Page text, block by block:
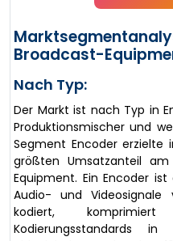
Broadcast-
Nach Typ:
Der Markt ist nach Typ in
Produktionsmischer und
Segment Encoder erzielte
größten Umsatzanteil
Equipment. Ein Encoder
Audio- und Videosignale
kodiert,
Kodierungsstandards